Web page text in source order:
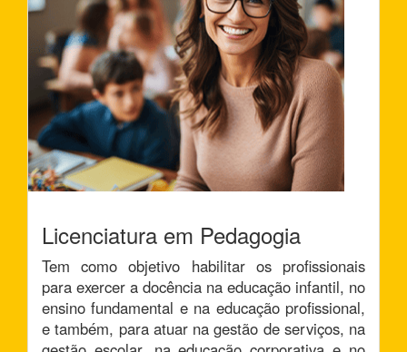
Licenciatura em Pedagogia
Tem como objetivo habilitar os profissionais
para exercer a docência na educação infantil, no
ensino fundamental e na educação profissional,
e também, para atuar na gestão de serviços, na